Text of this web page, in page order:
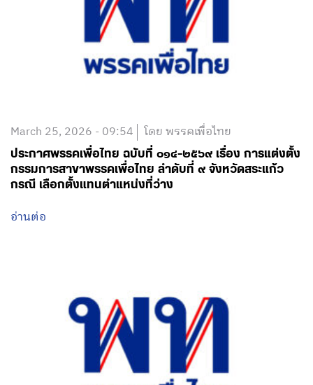
March 25, 2026 - 09:54 โดย พรรคเพื่อไทย
ประกาศพรรคเพื่อไทย ฉบับที่ ๐๑๔-๒๕๖๙ เรื่อง การแต่งตั้ง
กรรมการสาขาพรรคเพื่อไทย ลำดับที่ ๙ จังหวัดสระแก้ว
กรณี เลือกตั้งแทนตำแหน่งที่ว่าง
อ่านต่อ